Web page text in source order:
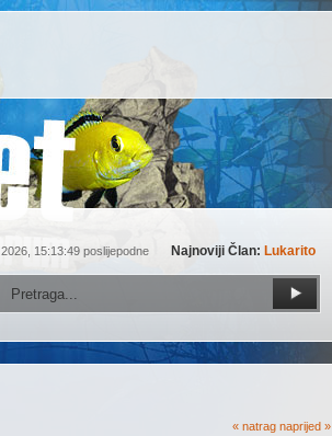
15:13:49 poslijepodne Najnoviji Član: Lukarito
« natrag naprijed »